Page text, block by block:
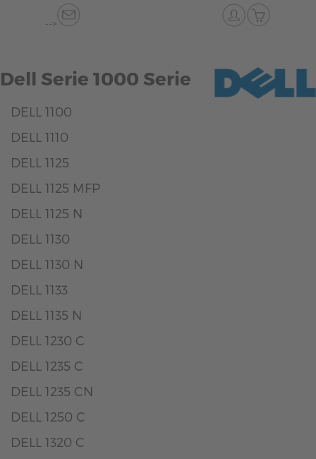
-->
Dell Serie 1000 Serie
DELL 1100
DELL 1110
DELL 1125
DELL 1125 MFP
DELL 1125 N
DELL 1130
DELL 1130 N
DELL 1133
DELL 1135 N
DELL 1230 C
DELL 1235 C
DELL 1235 CN
DELL 1250 C
DELL 1320 C